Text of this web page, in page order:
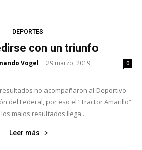
DEPORTES
con un triunfo
Vogel - 29 marzo, 2019 0
no acompañaron al Deportivo
del Federal, por eso el “Tractor Amarillo”
malos resultados llega...
Leer más